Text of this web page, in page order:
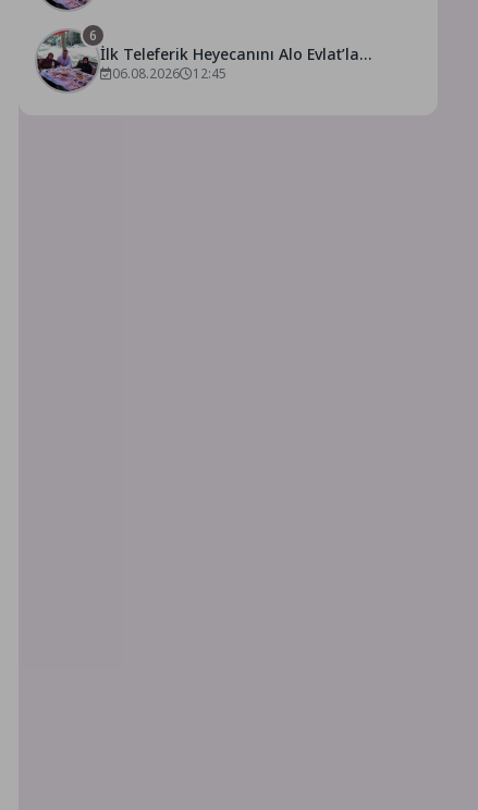
6
İlk Teleferik Heyecanını Alo Evlat’la
Yaşadılar
06.08.2026 12:45